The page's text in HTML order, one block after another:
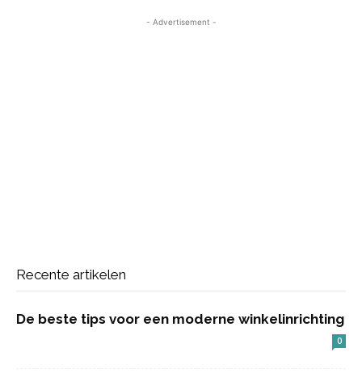
- Advertisement -
Recente artikelen
De beste tips voor een moderne winkelinrichting
0